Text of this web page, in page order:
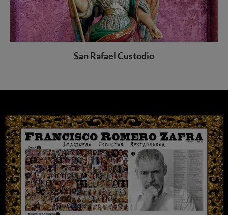
San Rafael Custodio